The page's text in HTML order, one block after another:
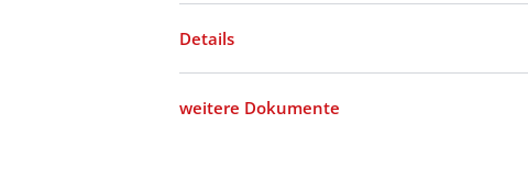
Details
weitere Dokumente